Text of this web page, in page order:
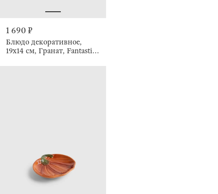
1 690 ₽
Блюдо декоративное,
19х14 см, Гранат, Fantastic